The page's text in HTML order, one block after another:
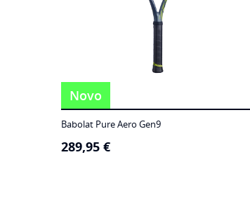
Novo
Babolat Pure Aero Gen9
289,95 €